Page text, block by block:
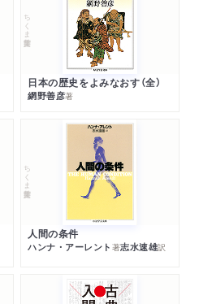
ちくま学芸文庫
日本の歴史をよみなおす（全）
網野善彦著
ちくま学芸文庫
人間の条件
ハンナ・アーレント 著志水速雄訳